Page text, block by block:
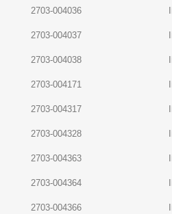
2703-004036
2703-004037
2703-004038
2703-004171
2703-004317
2703-004328
2703-004363
2703-004364
2703-004366